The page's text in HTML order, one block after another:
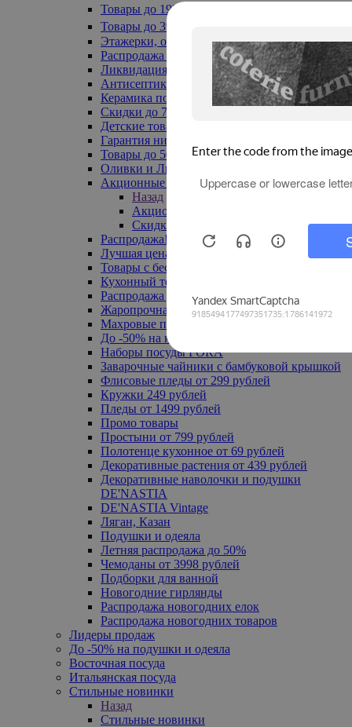
Товары до 199₽
Товары до 399₽
Этажерки, обувницы
Распродажа текстиля до -50%
Ликвидация до -70%
Антисептики
Керамика по 129 руб
Скидки до 70%
Детские товары
Гарантия низкой цены
Товары до 500 руб
Оливки и Лимоны
Акционные товары
Назад
Акционные товары
Скидка 20% по промокоду
Распродажа! Ульяновск до -70%
Лучшая цена
Товары с бесплатной доставкой
Кухонный текстиль
Распродажа до -50%
Жаропрочная посуда
Махровые полотенца
До -50% на ковры
Наборы посуды FORA
Заварочные чайники с бамбуковой крышкой
Флисовые пледы от 299 рублей
Кружки 249 рублей
Пледы от 1499 рублей
Промо товары
Простыни от 799 рублей
Полотенце кухонное от 69 рублей
Декоративные растения от 439 рублей
Декоративные наволочки и подушки
DE'NASTIA
DE'NASTIA Vintage
Ляган, Казан
Подушки и одеяла
Летняя распродажа до 50%
Чемоданы от 3998 рублей
Подборки для ванной
Новогодние гирлянды
Распродажа новогодних елок
Распродажа новогодних товаров
Лидеры продаж
До -50% на подушки и одеяла
Восточная посуда
Итальянская посуда
Стильные новинки
Назад
Стильные новинки